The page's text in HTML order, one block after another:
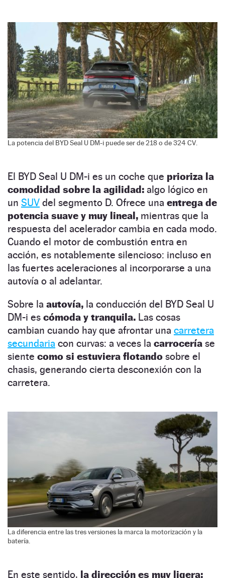
La potencia del BYD Seal U DM-i puede ser de 218 o de 324 CV.
El BYD Seal U DM-i es un coche que prioriza la
comodidad sobre la agilidad: algo lógico en
un SUV del segmento D. Ofrece una entrega de
potencia suave y muy lineal, mientras que la
respuesta del acelerador cambia en cada modo.
Cuando el motor de combustión entra en
acción, es notablemente silencioso: incluso en
las fuertes aceleraciones al incorporarse a una
autovía o al adelantar.
Sobre la autovía, la conducción del BYD Seal U
DM-i es cómoda y tranquila. Las cosas
cambian cuando hay que afrontar una carretera
secundaria con curvas: a veces la carrocería se
siente como si estuviera flotando sobre el
chasis, generando cierta desconexión con la
carretera.
La diferencia entre las tres versiones la marca la motorización y la
batería.
En este sentido, la dirección es muy ligera: